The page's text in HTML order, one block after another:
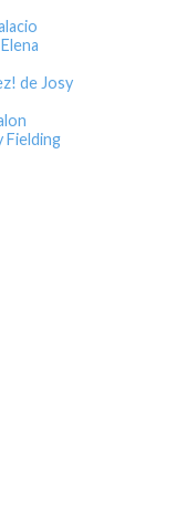
de Josy
Fielding